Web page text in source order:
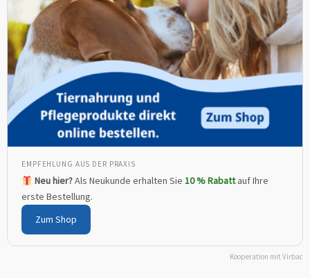
EMPFEHLUNG AUS DER PRAXIS
Neu hier?Als Neukunde erhalten Sie 10 % Rabattauf Ihre
erste Bestellung.
Zum Shop
Kooperation mit Virbac